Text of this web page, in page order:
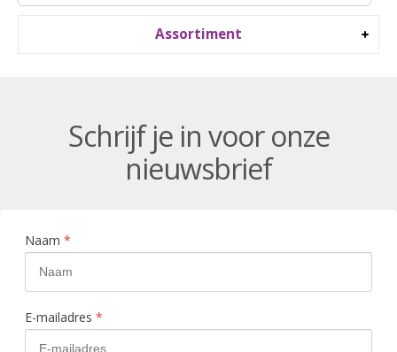
Assortiment
Schrijf je in voor onze
nieuwsbrief
Naam *
E-mailadres *